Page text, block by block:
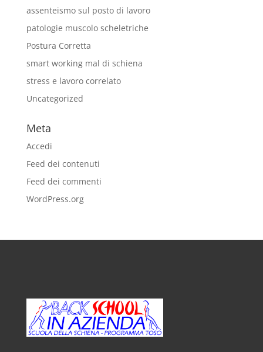
assenteismo sul posto di lavoro
patologie muscolo scheletriche
Postura Corretta
smart working mal di schiena
stress e lavoro correlato
Uncategorized
Meta
Accedi
Feed dei contenuti
Feed dei commenti
WordPress.org